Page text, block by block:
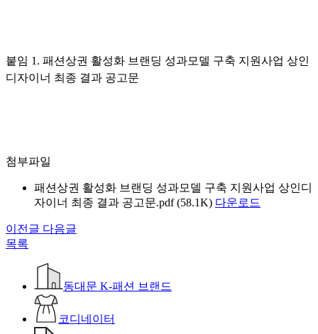
붙임 1. 패션상권 활성화 브랜딩 성과모델 구축 지원사업 상인
디자이너 최종 결과 공고문
첨부파일
패션상권 활성화 브랜딩 성과모델 구축 지원사업 상인디
자이너 최종 결과 공고문.pdf (58.1K) 다운로드
이전글 다음글
목록
동대문 K-패션 브랜드
코디네이터